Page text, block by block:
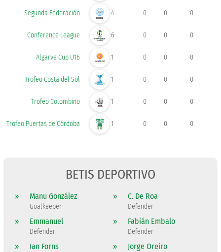
Segunda Federación 4 0 0 0
Conference League 6 0 0 0
Algarve Cup U16 1 0 0 0
Trofeo Costa del Sol 1 0 0 0
Trofeo Colombino 1 0 0 0
Trofeo Puertas de Córdoba 1 0 0 0
BETIS DEPORTIVO
» Manu González
Goalkeeper
» C. De Roa
Defender
» Emmanuel
Defender
» Fabián Embalo
Defender
» Ian Forns » Jorge Oreiro